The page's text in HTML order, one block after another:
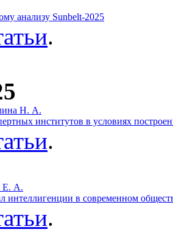
анализу Sunbelt-2025
.
Н. А.
институтов в условиях
.
Е. А.
интеллигенции в современном
.